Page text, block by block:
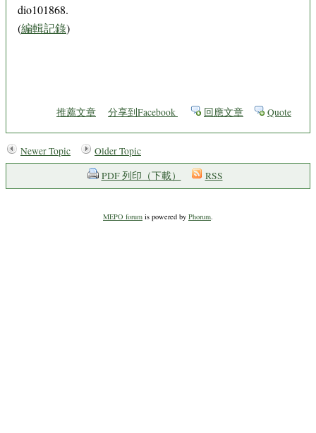
dio101868.
(編輯記錄)
推薦文章 分享到Facebook 回應文章 Quote
Newer Topic
Older Topic
PDF 列印（下載）
RSS
MEPO forum is powered by Phorum.